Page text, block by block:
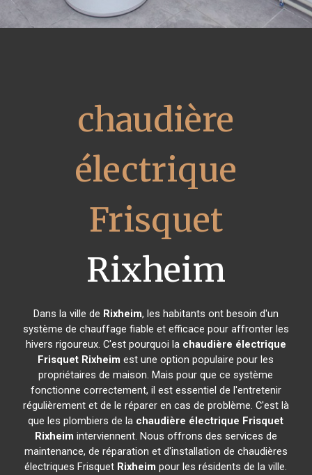
chaudière
électrique
Frisquet
Rixheim
Dans la ville de Rixheim, les habitants ont besoin d'un
système de chauffage fiable et efficace pour affronter les
hivers rigoureux. C'est pourquoi la chaudière électrique
Frisquet Rixheim est une option populaire pour les
propriétaires de maison. Mais pour que ce système
fonctionne correctement, il est essentiel de l'entretenir
régulièrement et de le réparer en cas de problème. C'est là
que les plombiers de la chaudière électrique Frisquet
Rixheim interviennent. Nous offrons des services de
maintenance, de réparation et d'installation de chaudières
électriques Frisquet Rixheim pour les résidents de la ville.